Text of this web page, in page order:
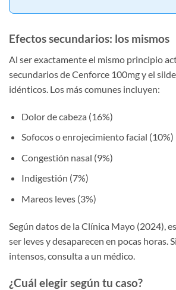
Efectos secundarios: los mismos
Al ser exactamente el mismo principio
secundarios de Cenforce 100mg y el
idénticos. Los más comunes incluyen:
Dolor de cabeza (16%)
Sofocos o enrojecimiento facial (10%)
Congestión nasal (9%)
Indigestión (7%)
Mareos leves (3%)
Según datos de la Clínica Mayo (2024),
ser leves y desaparecen en pocas horas.
intensos, consulta a un médico.
¿Cuál elegir según tu caso?